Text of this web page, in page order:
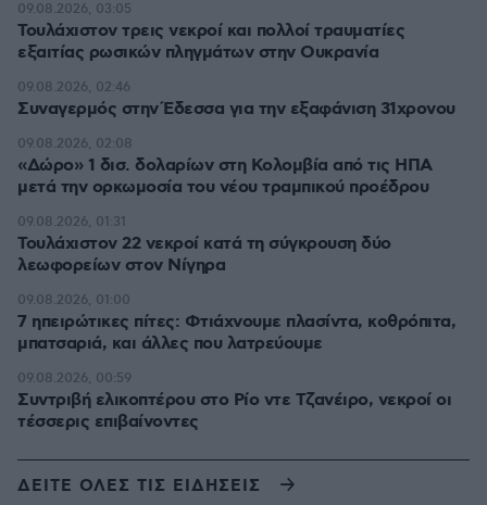
Τουλάχιστον τρεις νεκροί και πολλοί τραυματίες
εξαιτίας ρωσικών πληγμάτων στην Ουκρανία
09.08.2026, 03:05
Συναγερμός στην Έδεσσα για την εξαφάνιση 31χρονου
09.08.2026, 02:46
«Δώρο» 1 δισ. δολαρίων στη Κολομβία από τις ΗΠΑ
μετά την ορκωμοσία του νέου τραμπικού προέδρου
09.08.2026, 02:08
Τουλάχιστον 22 νεκροί κατά τη σύγκρουση δύο
λεωφορείων στον Νίγηρα
09.08.2026, 01:31
7 ηπειρώτικες πίτες: Φτιάχνουμε πλασίντα, κοθρόπιτα,
μπατσαριά, και άλλες που λατρεύουμε
09.08.2026, 01:00
Συντριβή ελικοπτέρου στο Ρίο ντε Τζανέιρο, νεκροί οι
τέσσερις επιβαίνοντες
09.08.2026, 00:59
ΔΕΙΤΕ ΟΛΕΣ ΤΙΣ ΕΙΔΗΣΕΙΣ